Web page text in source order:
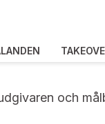
och